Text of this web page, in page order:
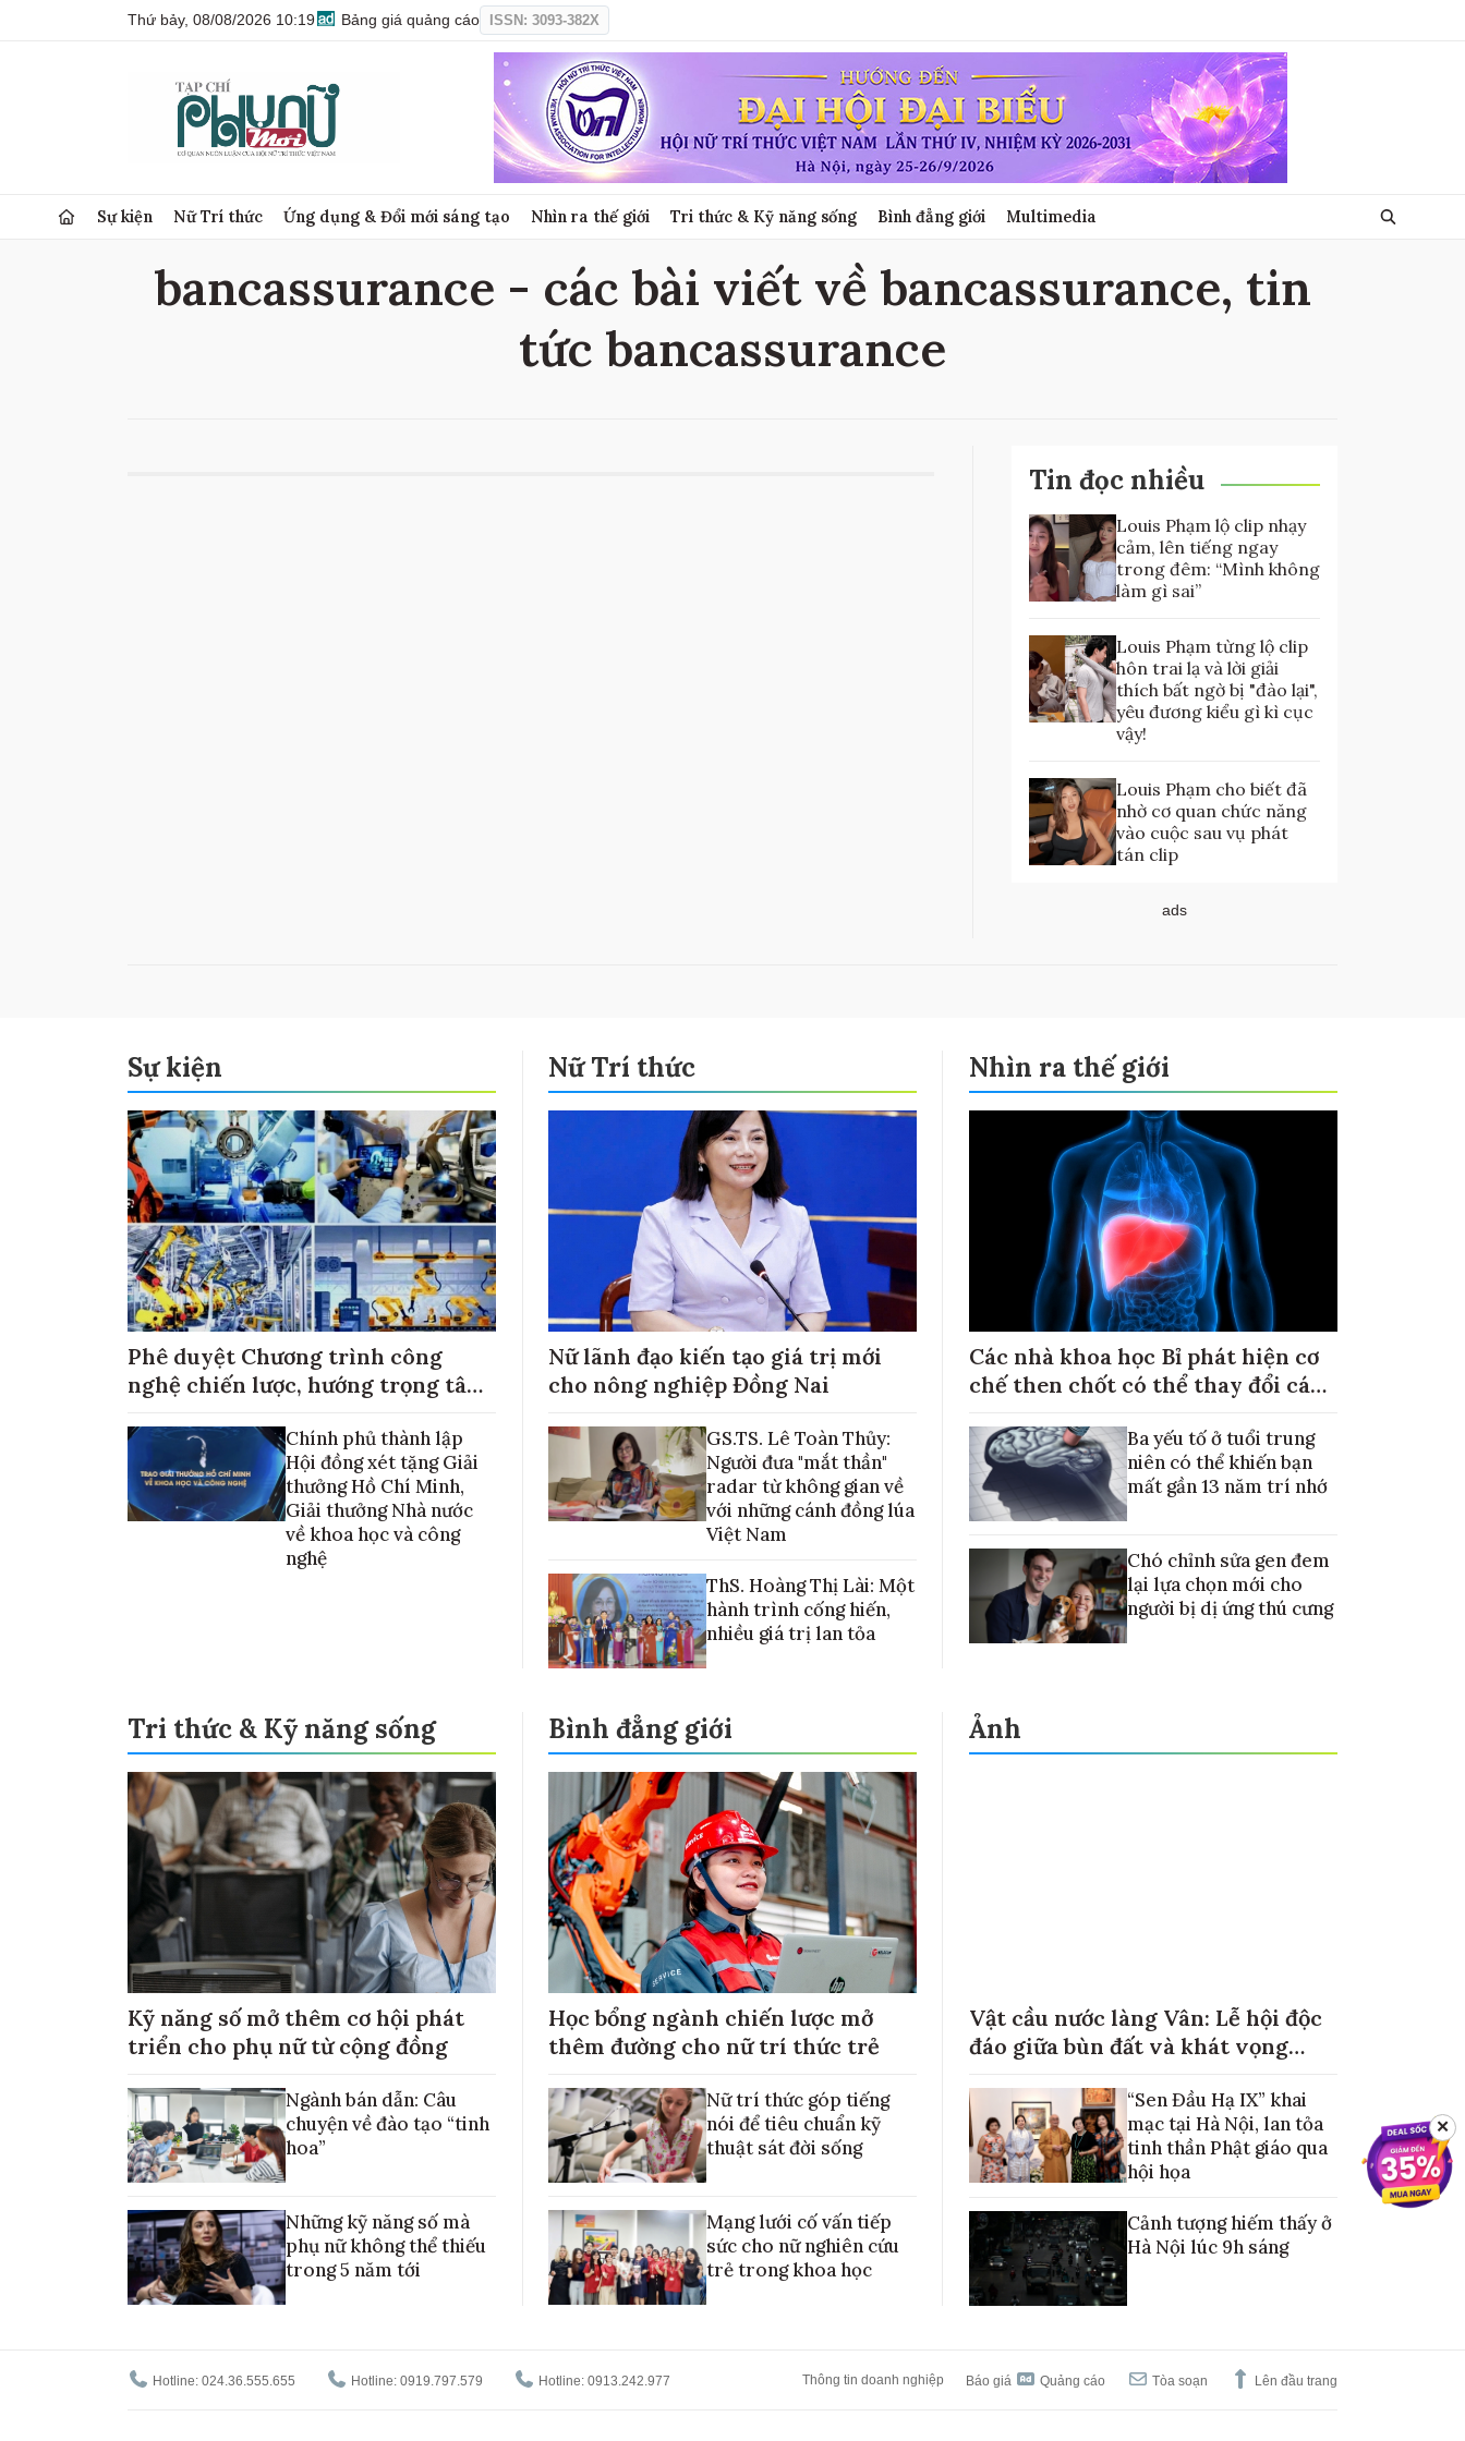
Thứ bảy, 08/08/2026 10:19 Bảng giá quảng cáo ISSN: 3093-382X
Sự kiện Nữ Trí thức Ứng dụng & Đổi mới sáng tạo Nhìn ra thế giới Tri thức & Kỹ năng sống Bình đẳng giới Multimedia
bancassurance - các bài viết về bancassurance, tin
tức bancassurance
Tin đọc nhiều
Louis Phạm lộ clip nhạy
cảm, lên tiếng ngay
trong đêm: “Mình không
làm gì sai”
Louis Phạm từng lộ clip
hôn trai lạ và lời giải
thích bất ngờ bị "đào lại",
yêu đương kiểu gì kì cục
vậy!
Louis Phạm cho biết đã
nhờ cơ quan chức năng
vào cuộc sau vụ phát
tán clip
ads
Sự kiện
Phê duyệt Chương trình công
nghệ chiến lược, hướng trọng tâm
Chính phủ thành lập
Hội đồng xét tặng Giải
thưởng Hồ Chí Minh,
Giải thưởng Nhà nước
về khoa học và công
nghệ
Nữ Trí thức
Nữ lãnh đạo kiến tạo giá trị mới
cho nông nghiệp Đồng Nai
GS.TS. Lê Toàn Thủy:
Người đưa "mắt thần"
radar từ không gian về
với những cánh đồng lúa
Việt Nam
ThS. Hoàng Thị Lài: Một
hành trình cống hiến,
nhiều giá trị lan tỏa
Nhìn ra thế giới
Các nhà khoa học Bỉ phát hiện cơ
chế then chốt có thể thay đổi cách
Ba yếu tố ở tuổi trung
niên có thể khiến bạn
mất gần 13 năm trí nhớ
Chó chỉnh sửa gen đem
lại lựa chọn mới cho
người bị dị ứng thú cưng
Tri thức & Kỹ năng sống
Kỹ năng số mở thêm cơ hội phát
triển cho phụ nữ từ cộng đồng
Ngành bán dẫn: Câu
chuyện về đào tạo “tinh
hoa”
Những kỹ năng số mà
phụ nữ không thể thiếu
trong 5 năm tới
Bình đẳng giới
Học bổng ngành chiến lược mở
thêm đường cho nữ trí thức trẻ
Nữ trí thức góp tiếng
nói để tiêu chuẩn kỹ
thuật sát đời sống
Mạng lưới cố vấn tiếp
sức cho nữ nghiên cứu
trẻ trong khoa học
Ảnh
Vật cầu nước làng Vân: Lễ hội độc
đáo giữa bùn đất và khát vọng
“Sen Đầu Hạ IX” khai
mạc tại Hà Nội, lan tỏa
tinh thần Phật giáo qua
hội họa
Cảnh tượng hiếm thấy ở
Hà Nội lúc 9h sáng
Hotline: 024.36.555.655 Hotline: 0919.797.579 Hotline: 0913.242.977 Thông tin doanh nghiệp Báo giá Quảng cáo Tòa soạn Lên đầu trang
✕